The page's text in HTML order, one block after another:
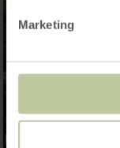
Marketing